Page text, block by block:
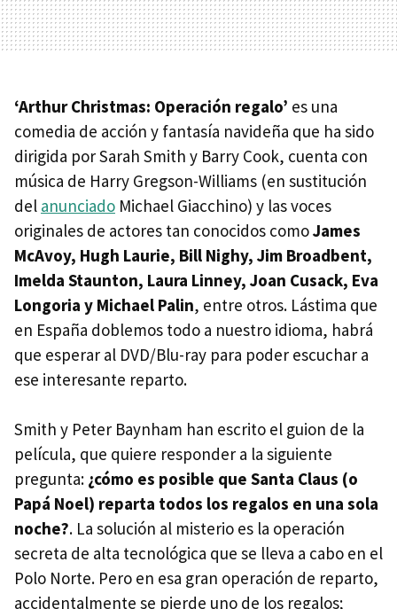
‘Arthur Christmas: Operación regalo’ es una
comedia de acción y fantasía navideña que ha sido
dirigida por Sarah Smith y Barry Cook, cuenta con
música de Harry Gregson-Williams (en sustitución
del anunciado Michael Giacchino) y las voces
originales de actores tan conocidos comoJames
McAvoy, Hugh Laurie, Bill Nighy, Jim Broadbent,
Imelda Staunton, Laura Linney, Joan Cusack, Eva
Longoria y Michael Palin, entre otros. Lástima que
en España doblemos todo a nuestro idioma, habrá
que esperar al DVD/Blu-ray para poder escuchar a
ese interesante reparto.
Smith y Peter Baynham han escrito el guion de la
película, que quiere responder a la siguiente
pregunta: ¿cómo es posible que Santa Claus (o
Papá Noel) reparta todos los regalos en una sola
noche?. La solución al misterio es la operación
secreta de alta tecnológica que se lleva a cabo en el
Polo Norte. Pero en esa gran operación de reparto,
accidentalmente se pierde uno de los regalos;